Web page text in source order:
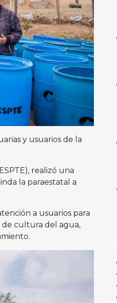
y usuarios de la
realizó una
la paraestatal a
a usuarios para
de cultura del agua,